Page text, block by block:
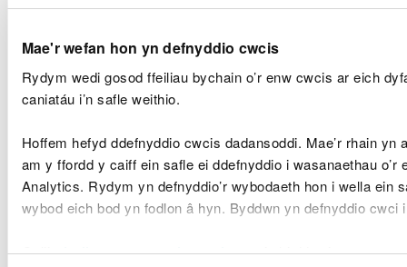
Mae'r wefan hon yn defnyddio cwcis
Rydym wedi gosod ffeiliau bychain o’r enw cwcis ar eich
caniatáu i’n safle weithio.
Hoffem hefyd ddefnyddio cwcis dadansoddi. Mae’r rhain yn
am y ffordd y caiff ein safle ei ddefnyddio i wasanaethau o’r
Analytics. Rydym yn defnyddio’r wybodaeth hon i wella ein
wybod eich bod yn fodlon â hyn. Byddwn yn defnyddio
Gellirdarllen mwy am ein cwciscyn i chi ddewis.
Rhifyn 9, Gwanwyn 2024
Rhifyn 7, Haf 2023
Rhifyn 6, Gwanwyn 2023
Rhifyn 5, Gaeaf 2023
Rhifyn 3, Haf 2021
Rhifyn 2, Gwanwyn 2021
Rhifyn 1, Gaeaf 2020
blogiau